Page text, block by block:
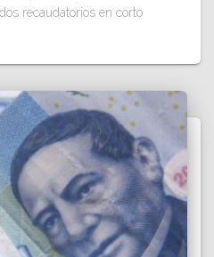
recaudatorios en corto